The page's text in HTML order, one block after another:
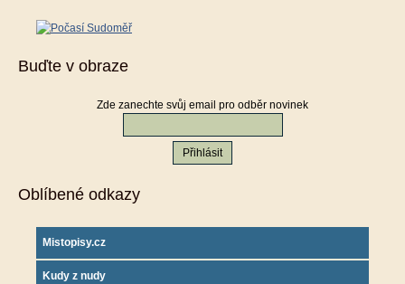
Buďte v obraze
Zde zanechte svůj email pro odběr novinek
Oblíbené odkazy
Mistopisy.cz
Kudy z nudy